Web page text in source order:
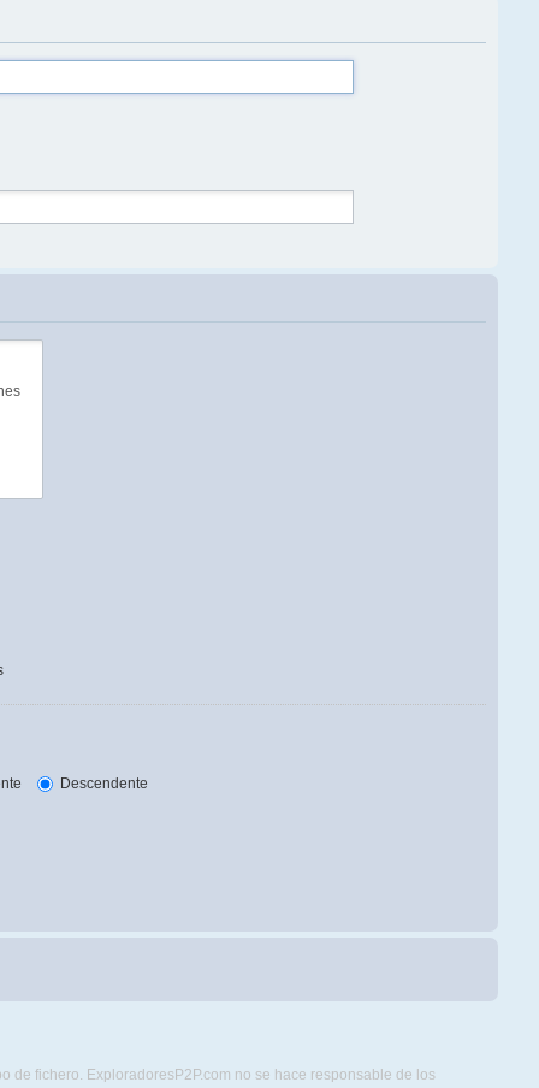
Descendente
de fichero. ExploradoresP2P.com no se hace responsable de los